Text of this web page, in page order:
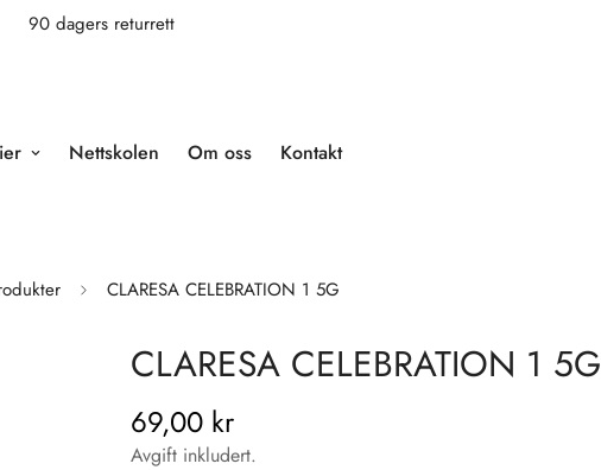
90 dagers returrett
Nettskolen Om oss Kontakt
CLARESA CELEBRATION 1 5G
CLARESA CELEBRATION 1 5G
Vanlig
pris
69,00 kr
Avgift inkludert.